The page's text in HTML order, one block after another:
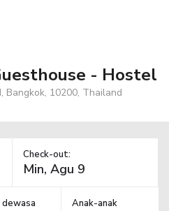
- Hostel
Bangkok, 10200, Thailand
Check-out:
dewasa Anak-anak